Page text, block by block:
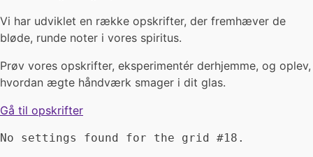
Vi har udviklet en række opskrifter, der fremhæver de
bløde, runde noter i vores spiritus.
Prøv vores opskrifter, eksperimentér derhjemme, og oplev,
hvordan ægte håndværk smager i dit glas.
Gå til opskrifter
No settings found for the grid #18.